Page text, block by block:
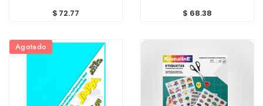
$ 72.77 $ 68.38
Agotado